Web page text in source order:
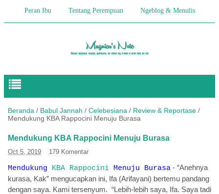
Peran Ibu Tentang Perempuan Ngeblog & Menulis
Pendidikan Anak
Beranda / Babul Jannah / Celebesiana / Review & Reportase /
Mendukung KBA Rappocini Menuju Burasa
Mendukung KBA Rappocini Menuju Burasa
Oct 5, 2019 179 Komentar
Mendukung KBA Rappocini Menuju Burasa - “Anehnya
kurasa, Kak” mengucapkan ini, Ifa (Arifayani) bertemu pandang
dengan saya. Kami tersenyum. “Lebih-lebih saya, Ifa. Saya tadi